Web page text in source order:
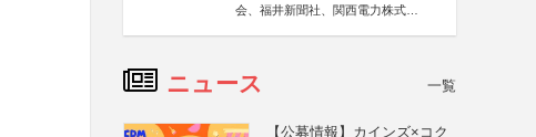
会、福井新聞社、関西電力株式会
ニュース 一覧
【公募情報】カインズ×コク